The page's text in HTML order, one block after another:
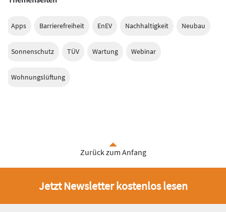
Apps Barrierefreiheit EnEV Nachhaltigkeit Neubau
Sonnenschutz TÜV Wartung Webinar
Wohnungslüftung
Zurück zum Anfang
Jetzt Newsletter kostenlos lesen